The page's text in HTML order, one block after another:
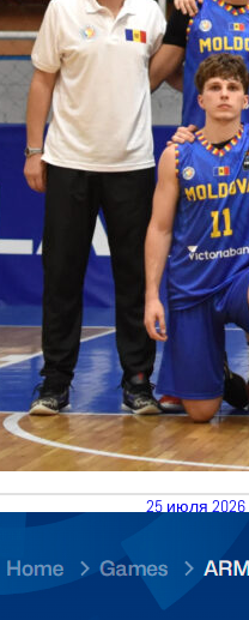
25 июля 2026
Division C